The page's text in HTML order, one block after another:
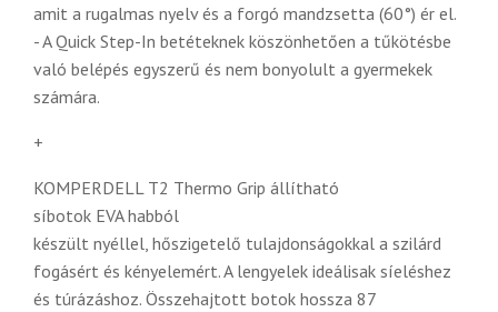
amit a rugalmas nyelv és a forgó mandzsetta (60°) ér el.
- A Quick Step-In betéteknek köszönhetően a tűkötésbe
való belépés egyszerű és nem bonyolult a gyermekek
számára.
+
KOMPERDELL T2 Thermo Grip állítható
síbotok EVA habból
készült nyéllel, hőszigetelő tulajdonságokkal a szilárd
fogásért és kényelemért. A lengyelek ideálisak síeléshez
és túrázáshoz. Összehajtott botok hossza 87